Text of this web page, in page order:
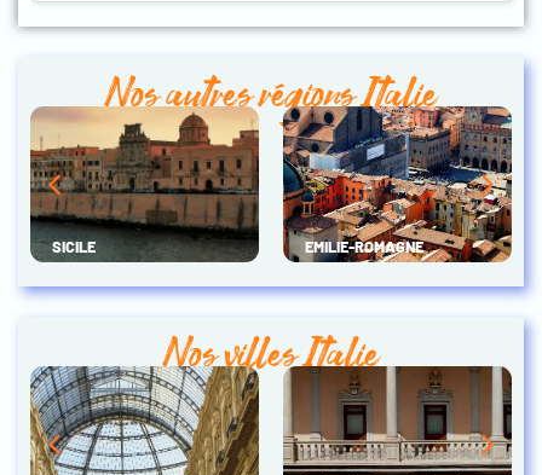
Nos autres régions Italie
SICILE EMILIE-ROMAGNE
Nos villes Italie